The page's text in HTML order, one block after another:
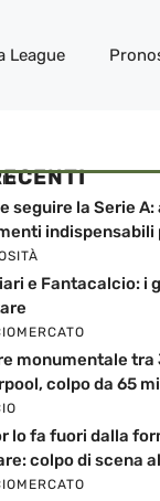
League
seguire la Serie A:
indispensabili
e Fantacalcio: i
monumentale tra
colpo da 65
lo fa fuori dalla
colpo di scena